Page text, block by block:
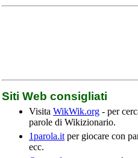
Siti Web consigliati
Visita WikWik.org - per
parole di Wikizionario.
1parola.it per giocare con
ecc.